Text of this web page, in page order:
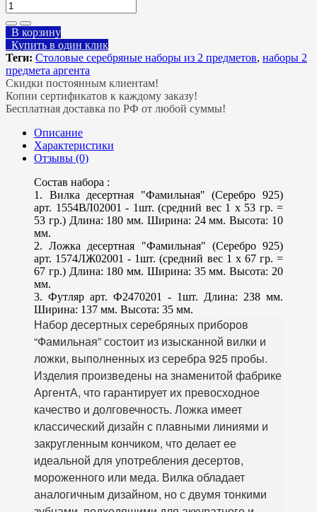
В корзину
Купить в один клик
Теги: Столовые серебряные наборы из 2 предметов, наборы 2
предмета аргента
Скидки постоянным клиентам!
Копии сертификатов к каждому заказу!
Бесплатная доставка по РФ от любой суммы!
Описание
Характеристики
Отзывы (0)
Состав набора :
1. Вилка десертная "Фамильная" (Серебро 925)
арт. 1554ВЛ02001 - 1шт. (средний вес 1 х 53 гр. =
53 гр.) Длина: 180 мм. Ширина: 24 мм. Высота: 10
мм.
2. Ложка десертная "Фамильная" (Серебро 925)
арт. 1574ЛЖ02001 - 1шт. (средний вес 1 х 67 гр. =
67 гр.) Длина: 180 мм. Ширина: 35 мм. Высота: 20
мм.
3. Футляр арт. Ф2470201 - 1шт. Длина: 238 мм.
Ширина: 137 мм. Высота: 35 мм.
Набор десертных серебряных приборов
“Фамильная” состоит из изысканной вилки и
ложки, выполненных из серебра 925 пробы.
Изделия произведены на знаменитой фабрике
АргентА, что гарантирует их превосходное
качество и долговечность. Ложка имеет
классический дизайн с плавными линиями и
закругленным кончиком, что делает ее
идеальной для употребления десертов,
мороженного или меда. Вилка обладает
аналогичным дизайном, но с двумя тонкими